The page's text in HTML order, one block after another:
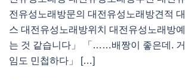
전유성노래방문의 대전유성노래방견적
스 대전유성노래방위치 대전유성노래방
는 것 같습니다」 「……배짱이 좋은데.
임도 민첩하다」 […]